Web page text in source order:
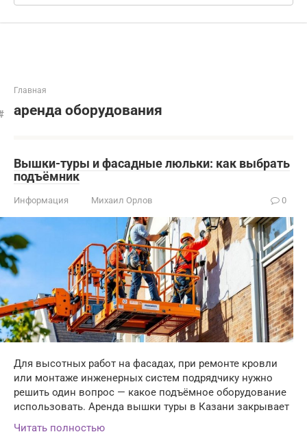
Главная
аренда оборудования
Вышки-туры и фасадные люльки: как выбрать
подъёмник
Информация Михаил Орлов 0
Для высотных работ на фасадах, при ремонте кровли
или монтаже инженерных систем подрядчику нужно
решить один вопрос — какое подъёмное оборудование
использовать. Аренда вышки туры в Казани закрывает
Читать полностью